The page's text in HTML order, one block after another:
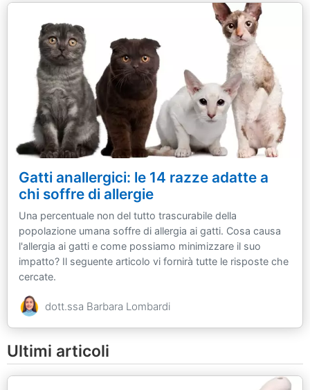
Gatti anallergici: le 14 razze adatte a
chi soffre di allergie
Una percentuale non del tutto trascurabile della
popolazione umana soffre di allergia ai gatti. Cosa causa
l'allergia ai gatti e come possiamo minimizzare il suo
impatto? Il seguente articolo vi fornirà tutte le risposte che
cercate.
dott.ssa Barbara Lombardi
Ultimi articoli